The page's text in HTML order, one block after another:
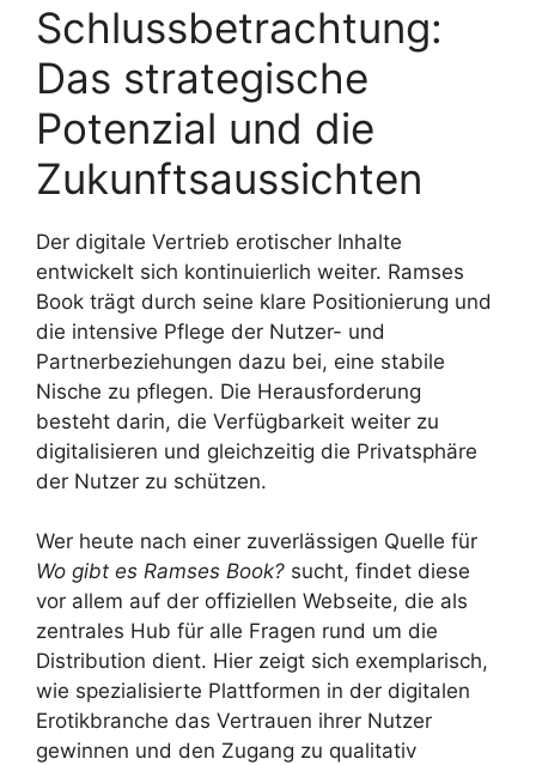
Schlussbetrachtung:
Das strategische
Potenzial und die
Zukunftsaussichten
Der digitale Vertrieb erotischer Inhalte
entwickelt sich kontinuierlich weiter. Ramses
Book trägt durch seine klare Positionierung und
die intensive Pflege der Nutzer- und
Partnerbeziehungen dazu bei, eine stabile
Nische zu pflegen. Die Herausforderung
besteht darin, die Verfügbarkeit weiter zu
digitalisieren und gleichzeitig die Privatsphäre
der Nutzer zu schützen.
Wer heute nach einer zuverlässigen Quelle für
Wo gibt es Ramses Book? sucht, findet diese
vor allem auf der offiziellen Webseite, die als
zentrales Hub für alle Fragen rund um die
Distribution dient. Hier zeigt sich exemplarisch,
wie spezialisierte Plattformen in der digitalen
Erotikbranche das Vertrauen ihrer Nutzer
gewinnen und den Zugang zu qualitativ